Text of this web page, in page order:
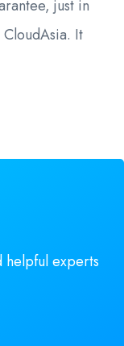
just in
CloudAsia. It
helpful experts